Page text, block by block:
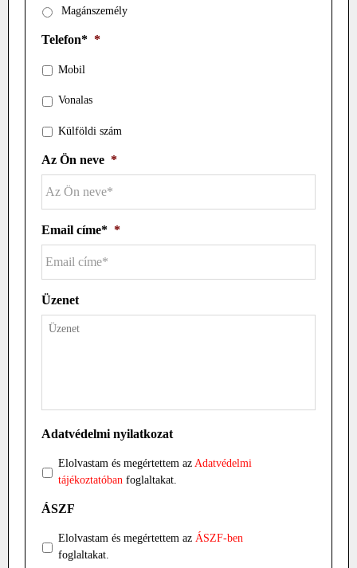
Magánszemély
Telefon* *
Mobil
Vonalas
Külföldi szám
Az Ön neve *
Email címe* *
Üzenet
Adatvédelmi nyilatkozat
Elolvastam és megértettem az Adatvédelmi
tájékoztatóban foglaltakat.
ÁSZF
Elolvastam és megértettem az ÁSZF-ben
foglaltakat.